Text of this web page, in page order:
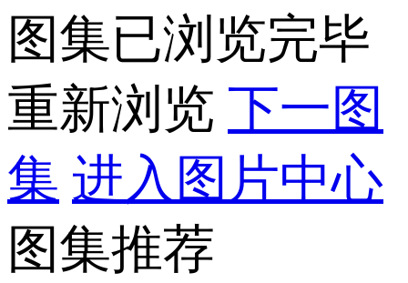
图集已浏览完毕
重新浏览 下一图
集 进入图片中心
图集推荐